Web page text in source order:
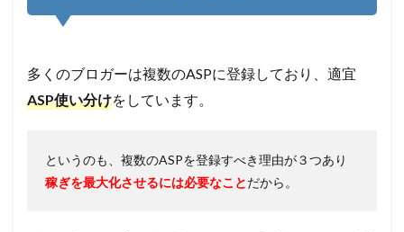
3.1
たらセ
ルフバ
ックに
も挑戦
多くのブロガーは複数のASPに登録しており、適宜
ASP使い分けをしています。
というのも、複数のASPを登録すべき理由が３つあり
稼ぎを最大化させるには必要なことだから。